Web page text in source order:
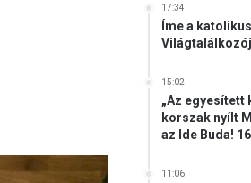
17:34
Íme a
15:02
„Az egyesített
korszak nyílt
az Ide Buda!
11:06